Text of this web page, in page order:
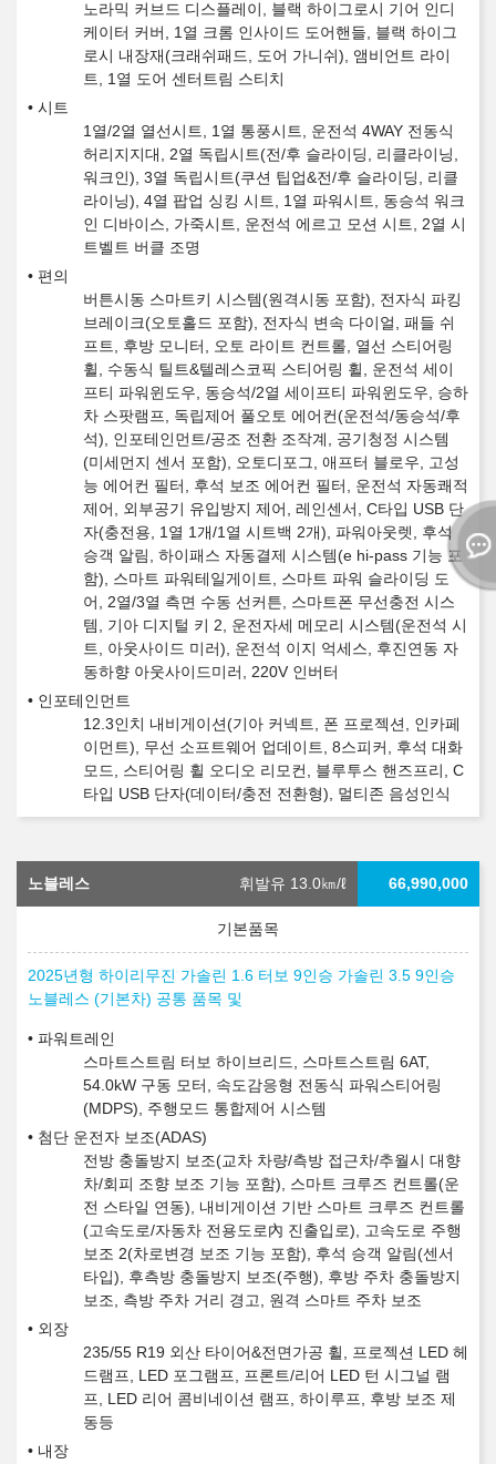
노라믹 커브드 디스플레이, 블랙 하이그로시 기어 인디
케이터 커버, 1열 크롬 인사이드 도어핸들, 블랙 하이그
로시 내장재(크래쉬패드, 도어 가니쉬), 앰비언트 라이
트, 1열 도어 센터트림 스티치
시트
1열/2열 열선시트, 1열 통풍시트, 운전석 4WAY 전동식
허리지지대, 2열 독립시트(전/후 슬라이딩, 리클라이닝,
워크인), 3열 독립시트(쿠션 팁업&전/후 슬라이딩, 리클
라이닝), 4열 팝업 싱킹 시트, 1열 파워시트, 동승석 워크
인 디바이스, 가죽시트, 운전석 에르고 모션 시트, 2열 시
트벨트 버클 조명
편의
버튼시동 스마트키 시스템(원격시동 포함), 전자식 파킹
브레이크(오토홀드 포함), 전자식 변속 다이얼, 패들 쉬
프트, 후방 모니터, 오토 라이트 컨트롤, 열선 스티어링
휠, 수동식 틸트&텔레스코픽 스티어링 휠, 운전석 세이
프티 파워윈도우, 동승석/2열 세이프티 파워윈도우, 승하
차 스팟램프, 독립제어 풀오토 에어컨(운전석/동승석/후
석), 인포테인먼트/공조 전환 조작계, 공기청정 시스템
(미세먼지 센서 포함), 오토디포그, 애프터 블로우, 고성
능 에어컨 필터, 후석 보조 에어컨 필터, 운전석 자동쾌적
제어, 외부공기 유입방지 제어, 레인센서, C타입 USB 단
자(충전용, 1열 1개/1열 시트백 2개), 파워아웃렛, 후석
승객 알림, 하이패스 자동결제 시스템(e hi-pass 기능 포
함), 스마트 파워테일게이트, 스마트 파워 슬라이딩 도
어, 2열/3열 측면 수동 선커튼, 스마트폰 무선충전 시스
템, 기아 디지털 키 2, 운전자세 메모리 시스템(운전석 시
트, 아웃사이드 미러), 운전석 이지 억세스, 후진연동 자
동하향 아웃사이드미러, 220V 인버터
인포테인먼트
12.3인치 내비게이션(기아 커넥트, 폰 프로젝션, 인카페
이먼트), 무선 소프트웨어 업데이트, 8스피커, 후석 대화
모드, 스티어링 휠 오디오 리모컨, 블루투스 핸즈프리, C
타입 USB 단자(데이터/충전 전환형), 멀티존 음성인식
노블레스 휘발유 13.0㎞/ℓ 66,990,000
2025년형 하이리무진 가솔린 1.6 터보 9인승 가솔린 3.5 9인승
노블레스 (기본차) 공통 품목 및
파워트레인
스마트스트림 터보 하이브리드, 스마트스트림 6AT,
54.0kW 구동 모터, 속도감응형 전동식 파워스티어링
(MDPS), 주행모드 통합제어 시스템
첨단 운전자 보조(ADAS)
전방 충돌방지 보조(교차 차량/측방 접근차/추월시 대향
차/회피 조향 보조 기능 포함), 스마트 크루즈 컨트롤(운
전 스타일 연동), 내비게이션 기반 스마트 크루즈 컨트롤
(고속도로/자동차 전용도로內 진출입로), 고속도로 주행
보조 2(차로변경 보조 기능 포함), 후석 승객 알림(센서
타입), 후측방 충돌방지 보조(주행), 후방 주차 충돌방지
보조, 측방 주차 거리 경고, 원격 스마트 주차 보조
외장
235/55 R19 외산 타이어&전면가공 휠, 프로젝션 LED 헤
드램프, LED 포그램프, 프론트/리어 LED 턴 시그널 램
프, LED 리어 콤비네이션 램프, 하이루프, 후방 보조 제
동등
내장